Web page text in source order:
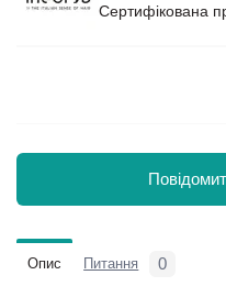
Сертифікована
Опис Питання 0